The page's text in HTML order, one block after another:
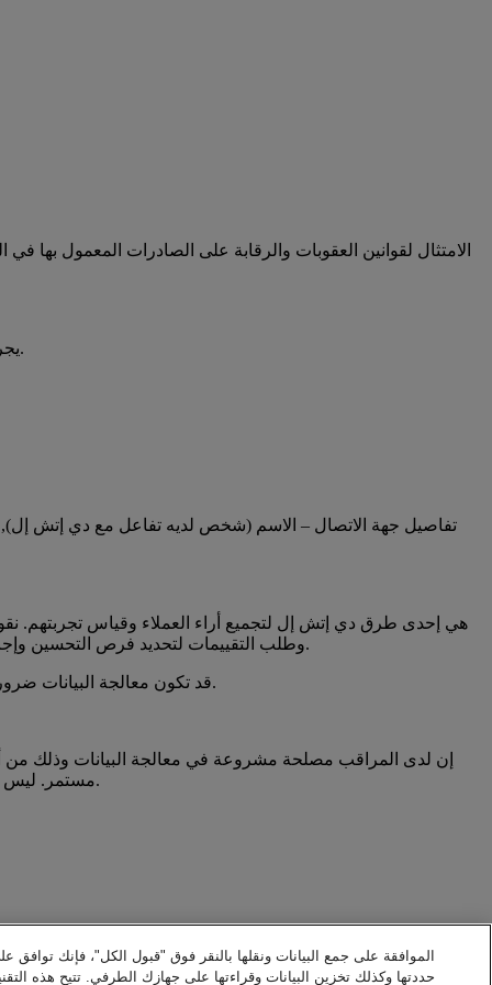
الامتثال لقوانين العقوبات والرقابة على الصادرات المعمول بها
يجري الكشف عن المعلومات كجزء من الالتزامات القانونية (مثلا، للهيئة المعنية بالرقابة على الصادرات إذا كان الكشف إلزاميا بموجب القانون).
تفاصيل جهة الاتصال – الاسم (شخص لديه تفاعل مع دي إتش إل),
وطلب التقييمات لتحديد فرص التحسين وإجراءات التحفيز. يتم جمع عينات لتفاعلات العملاء عشوائيًا لمساعدتنا على فهم تجربة عملائنا والبحث عن طرق لتحسين الخدمات المقدمة لهم.
قد تكون معالجة البيانات ضرورية أيضًا لأغراض المصالح المشروعة التي يطلبها المراقب أو أي طرف خارجي وفقًا للمادة 6 (1) (و) من النظام الأوروبي العام لحماية البيانات.
إن لدى المراقب مصلحة مشروعة في معالجة البيانات وذلك من
مستمر. ليس هناك أي تضارب في المصالح المشروعة، وذلك لحرصنا على استخدام عمليات معالجة البيانات بالحد الأدنى. مثلا: استخدام الأسماء المستعارة.
الموافقة على جمع البيانات ونقلها بالنقر فوق "قبول الكل"، فإنك توافق
حددتها وكذلك تخزين البيانات وقراءتها على جهازك الطرفي. تتيح هذه